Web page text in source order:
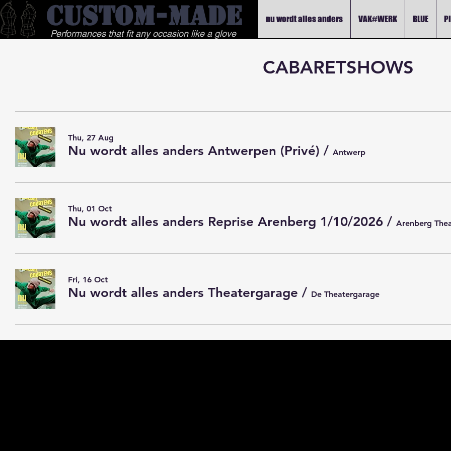
Custom-Made
Performances that fit any occasion like a glove
nu wordt alles anders VAK#WERK BLUE
CABARETSHOWS
Thu, 27 Aug
Nu wordt alles anders Antwerpen (Privé) / Antwerp
Thu, 01 Oct
Nu wordt alles anders Reprise Arenberg 1/10/2026 / Arenberg
Fri, 16 Oct
Nu wordt alles anders Theatergarage / De Theatergarage